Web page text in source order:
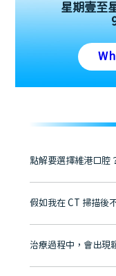
星期壹至
點解要選擇維港口腔
維港口腔踐行「醫道濟
牌」、「2025香港企業
至今已服務超過三十個
市市民極高的口碑評價
有咨詢及服務保障中心
假如我在 CT 掃描後
不會！只要未開始實際
治療過程中，會出現
不會，治療前我們會詳